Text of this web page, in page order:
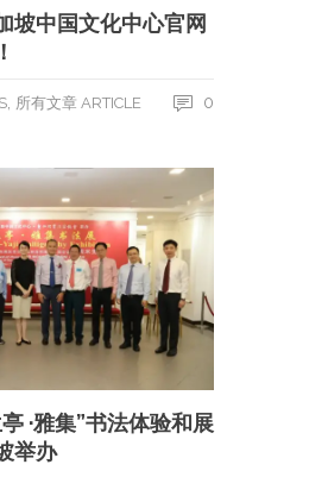
坡中国文化中心官网
所有文章 ARTICLE 0
·雅集”书法体验和展
举办